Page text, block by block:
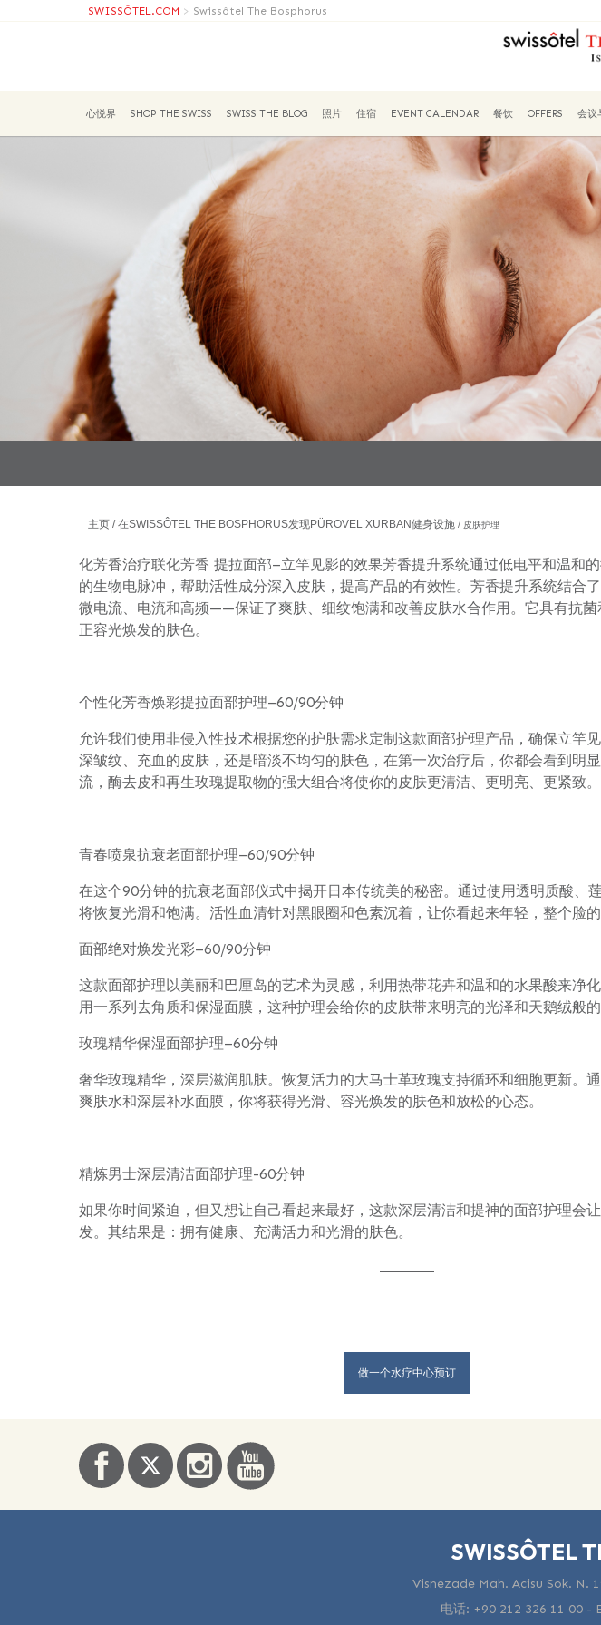
SWISSÔTEL.COM > Swissôtel The Bosphorus
心悦界 SHOP THE SWISS SWISS THE BLOG 照片 住宿 EVENT CALENDAR 餐饮 OFFERS 会议
主页 在SWISSÔTEL THE BOSPHORUS发现PÜROVEL XURBAN健身设施 皮肤护理
化芳香治疗联化芳香 提拉面部–立竿见影的效果芳香提升系统通过低电平和温和
的生物电脉冲，帮助活性成分深入皮肤，提高产品的有效性。芳香提升系统结合
微电流、电流和高频——保证了爽肤、细纹饱满和改善皮肤水合作用。它具有抗
正容光焕发的肤色。
个性化芳香焕彩提拉面部护理–60/90分钟
允许我们使用非侵入性技术根据您的护肤需求定制这款面部护理产品，确保立竿见
深皱纹、充血的皮肤，还是暗淡不均匀的肤色，在第一次治疗后，你都会看到明
流，酶去皮和再生玫瑰提取物的强大组合将使你的皮肤更清洁、更明亮、更紧致。
青春喷泉抗衰老面部护理–60/90分钟
在这个90分钟的抗衰老面部仪式中揭开日本传统美的秘密。通过使用透明质酸、
将恢复光滑和饱满。活性血清针对黑眼圈和色素沉着，让你看起来年轻，整个脸的
面部绝对焕发光彩–60/90分钟
这款面部护理以美丽和巴厘岛的艺术为灵感，利用热带花卉和温和的水果酸来净
用一系列去角质和保湿面膜，这种护理会给你的皮肤带来明亮的光泽和天鹅绒般的
玫瑰精华保湿面部护理–60分钟
奢华玫瑰精华，深层滋润肌肤。恢复活力的大马士革玫瑰支持循环和细胞更新。
爽肤水和深层补水面膜，你将获得光滑、容光焕发的肤色和放松的心态。
精炼男士深层清洁面部护理-60分钟
如果你时间紧迫，但又想让自己看起来最好，这款深层清洁和提神的面部护理会
发。其结果是：拥有健康、充满活力和光滑的肤色。
做一个水疗中心预订
SWISSÔTEL
Visnezade Mah. Acisu Sok. N.
电话: +90 212 326 11 00-